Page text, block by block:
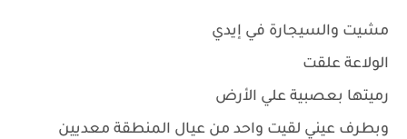
مشيت والسيجارة في إيدي
الولاعة علقت
رميتها بعصبية علي الأرض
وبطرف عيني لقيت واحد من عيال المنطقة معديين